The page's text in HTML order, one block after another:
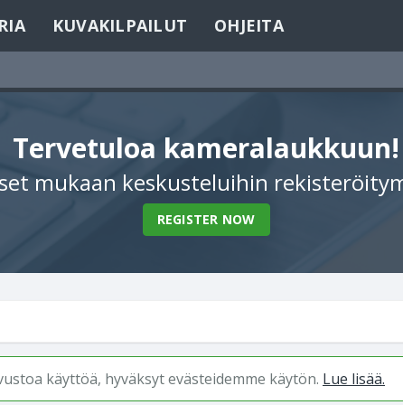
KUVAKILPAILUT OHJEITA
Tervetuloa kameralaukkuun!
mukaan keskusteluihin
REGISTER NOW
käyttöä, hyväksyt evästeidemme käytön. Lue lisää.